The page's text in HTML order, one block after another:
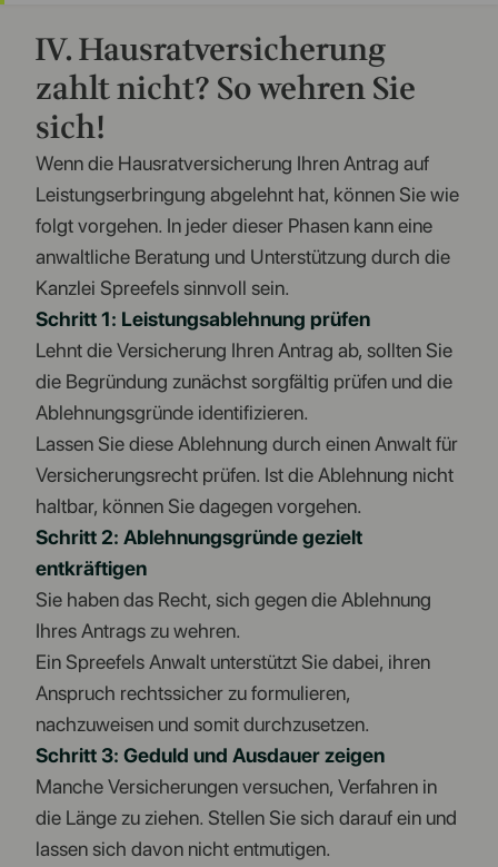
IV. Hausratversicherung
zahlt nicht? So wehren Sie
sich!
Wenn die Hausratversicherung Ihren Antrag auf
Leistungserbringung abgelehnt hat, können Sie wie
folgt vorgehen. In jeder dieser Phasen kann eine
anwaltliche Beratung und Unterstützung durch die
Kanzlei Spreefels sinnvoll sein.
Schritt 1: Leistungsablehnung prüfen
Lehnt die Versicherung Ihren Antrag ab, sollten Sie
die Begründung zunächst sorgfältig prüfen und die
Ablehnungsgründe identifizieren.
Lassen Sie diese Ablehnung durch einen Anwalt für
Versicherungsrecht prüfen. Ist die Ablehnung nicht
haltbar, können Sie dagegen vorgehen.
Schritt 2: Ablehnungsgründe gezielt
entkräftigen
Sie haben das Recht, sich gegen die Ablehnung
Ihres Antrags zu wehren.
Ein Spreefels Anwalt unterstützt Sie dabei, ihren
Anspruch rechtssicher zu formulieren,
nachzuweisen und somit durchzusetzen.
Schritt 3: Geduld und Ausdauer zeigen
Manche Versicherungen versuchen, Verfahren in
die Länge zu ziehen. Stellen Sie sich darauf ein und
lassen sich davon nicht entmutigen.